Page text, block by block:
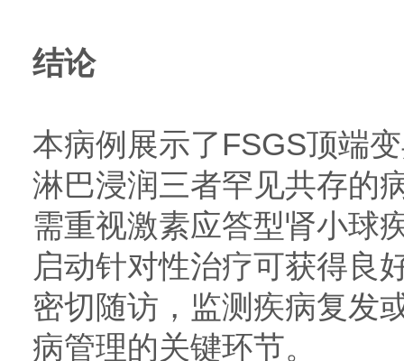
结论
本病例展示了FSGS顶端
淋巴浸润三者罕见共存的
需重视激素应答型肾小球
启动针对性治疗可获得良
密切随访，监测疾病复发
病管理的关键环节。